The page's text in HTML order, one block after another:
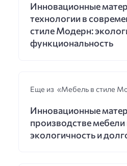
Инновационные
технологии в
стиле Модерн:
функциональность
Еще из «Мебель в стиле
Инновационные
производстве
экологичность и